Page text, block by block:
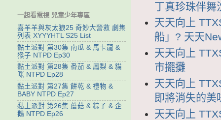
丁真珍珠伴舞
天天向上
船」? 天天
天天向上
市擺攤
天天向上
即將消失的美
天天向上
一起看電視 兒童少年專區
喜羊羊與灰太狼25 奇妙大營救 劇集
列表 XYYYHTL S25 List
黏土派對 第30集 南瓜 & 馬卡龍 &
猴子 NTPD Ep30
黏土派對 第28集 番茄 & 鳳梨 & 貓
咪 NTPD Ep28
黏土派對 第27集 餅乾 & 禮物 &
BABY NTPD Ep27
黏土派對 第26集 蘑菇 & 粽子 & 企
鵝 NTPD Ep26